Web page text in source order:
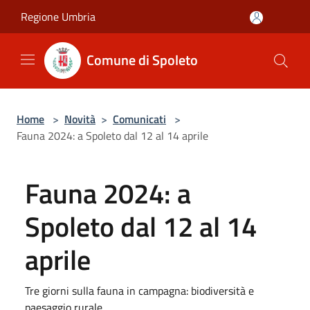
Regione Umbria
Comune di Spoleto
Home > Novità > Comunicati >
Fauna 2024: a Spoleto dal 12 al 14 aprile
Fauna 2024: a
Spoleto dal 12 al 14
aprile
Tre giorni sulla fauna in campagna: biodiversità e